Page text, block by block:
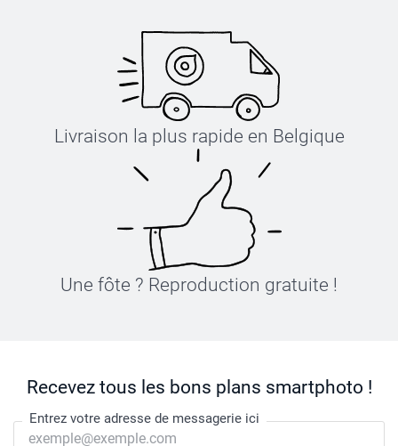
Livraison la plus rapide en Belgique
Une fôte ? Reproduction gratuite !
Recevez tous les bons plans smartphoto !
Entrez votre adresse de messagerie ici